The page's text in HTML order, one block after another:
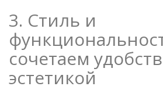
3. Стиль и
сочетаем
эстетикой